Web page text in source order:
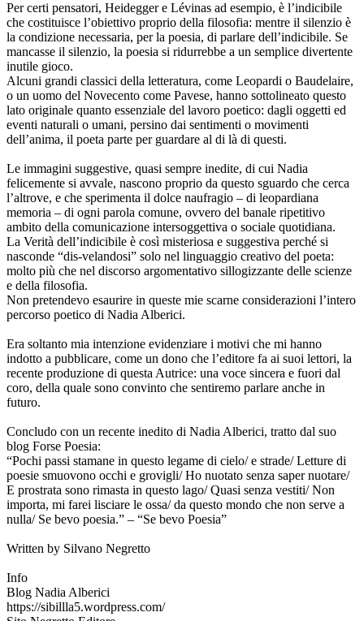
Per certi pensatori, Heidegger e Lévinas ad esempio, è l’indicibile
che costituisce l’obiettivo proprio della filosofia: mentre il silenzio è
la condizione necessaria, per la poesia, di parlare dell’indicibile. Se
mancasse il silenzio, la poesia si ridurrebbe a un semplice divertente
inutile gioco.
Alcuni grandi classici della letteratura, come Leopardi o Baudelaire,
o un uomo del Novecento come Pavese, hanno sottolineato questo
lato originale quanto essenziale del lavoro poetico: dagli oggetti ed
eventi naturali o umani, persino dai sentimenti o movimenti
dell’anima, il poeta parte per guardare al di là di questi.
Le immagini suggestive, quasi sempre inedite, di cui Nadia
felicemente si avvale, nascono proprio da questo sguardo che cerca
l’altrove, e che sperimenta il dolce naufragio – di leopardiana
memoria – di ogni parola comune, ovvero del banale ripetitivo
ambito della comunicazione intersoggettiva o sociale quotidiana.
La Verità dell’indicibile è così misteriosa e suggestiva perché si
nasconde “dis-velandosi” solo nel linguaggio creativo del poeta:
molto più che nel discorso argomentativo sillogizzante delle scienze
e della filosofia.
Non pretendevo esaurire in queste mie scarne considerazioni l’intero
percorso poetico di Nadia Alberici.
Era soltanto mia intenzione evidenziare i motivi che mi hanno
indotto a pubblicare, come un dono che l’editore fa ai suoi lettori, la
recente produzione di questa Autrice: una voce sincera e fuori dal
coro, della quale sono convinto che sentiremo parlare anche in
futuro.
Concludo con un recente inedito di Nadia Alberici, tratto dal suo
blog Forse Poesia:
“Pochi passi stamane in questo legame di cielo/ e strade/ Letture di
poesie smuovono occhi e grovigli/ Ho nuotato senza saper nuotare/
E prostrata sono rimasta in questo lago/ Quasi senza vestiti/ Non
importa, mi farei lisciare le ossa/ da questo mondo che non serve a
nulla/ Se bevo poesia.” ‒ “Se bevo Poesia”
Written by Silvano Negretto
Info
Blog Nadia Alberici
https://sibillla5.wordpress.com/